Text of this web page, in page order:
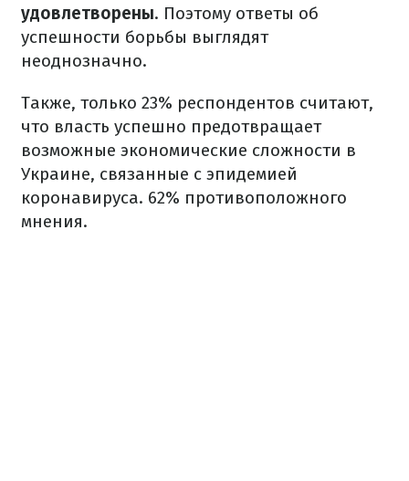
удовлетворены. Поэтому ответы об
успешности борьбы выглядят
неоднозначно.
Также, только 23% респондентов считают,
что власть успешно предотвращает
возможные экономические сложности в
Украине, связанные с эпидемией
коронавируса. 62% противоположного
мнения.